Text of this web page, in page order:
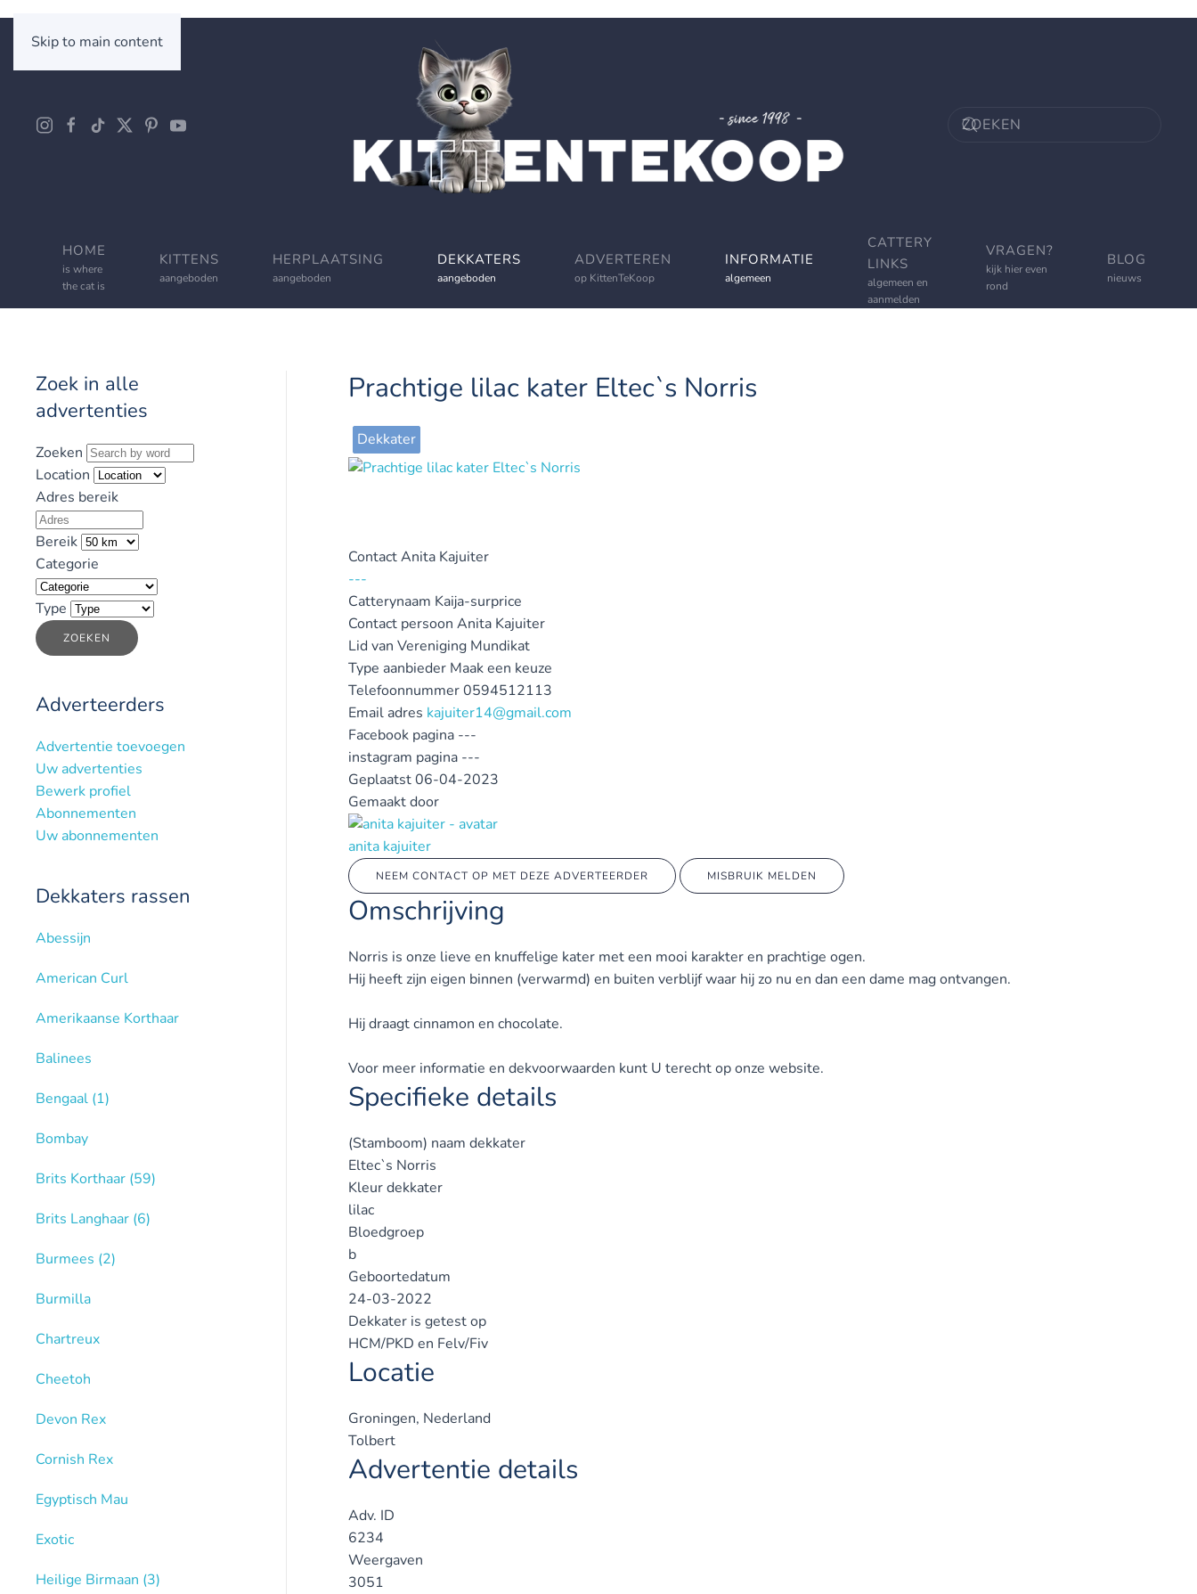
Skip to main content
HOME
is where
the cat is
KITTENS
aangeboden
HERPLAATSING
aangeboden
DEKKATERS
aangeboden
ADVERTEREN
op KittenTeKoop
INFORMATIE
algemeen
CATTERY
LINKS
algemeen en
aanmelden
VRAGEN?
kijk hier even
rond
BLOG
nieuws
Prachtige lilac kater Eltec`s Norris
Dekkater
ContactAnita Kajuiter
---
Catterynaam Kaija-surprice
Contact persoon Anita Kajuiter
Lid van Vereniging Mundikat
Type aanbieder Maak een keuze
Telefoonnummer0594512113
Email adres kajuiter14@gmail.com
Facebook pagina ---
instagram pagina ---
Geplaatst06-04-2023
Gemaakt door
anita kajuiter
NEEM CONTACT OP MET DEZE ADVERTEERDER MISBRUIK MELDEN
Omschrijving
Norris is onze lieve en knuffelige kater met een mooi karakter en prachtige ogen.
Hij heeft zijn eigen binnen (verwarmd) en buiten verblijf waar hij zo nu en dan een dame mag ontvangen.
Hij draagt cinnamon en chocolate.
Voor meer informatie en dekvoorwaarden kunt U terecht op onze website.
Specifieke details
(Stamboom) naam dekkater
Eltec`s Norris
Kleur dekkater
lilac
Bloedgroep
b
Geboortedatum
24-03-2022
Dekkater is getest op
HCM/PKD en Felv/Fiv
Locatie
Groningen, Nederland
Tolbert
Advertentie details
Adv. ID
6234
Weergaven
3051
Zoek in alle
advertenties
Zoeken
Location
Adres bereik
Bereik
Categorie
Type
ZOEKEN
Adverteerders
Advertentie toevoegen
Uw advertenties
Bewerk profiel
Abonnementen
Uw abonnementen
Dekkaters rassen
Abessijn
American Curl
Amerikaanse Korthaar
Balinees
Bengaal (1)
Bombay
Brits Korthaar (59)
Brits Langhaar (6)
Burmees (2)
Burmilla
Chartreux
Cheetoh
Devon Rex
Cornish Rex
Egyptisch Mau
Exotic
Heilige Birmaan (3)